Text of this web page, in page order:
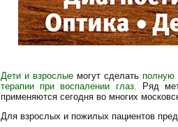
Дети и взрослые могут сделатьполную
терапии при воспалении глаз. Ряд
применяются сегодня во многих
Для взрослых и пожилых пациентов